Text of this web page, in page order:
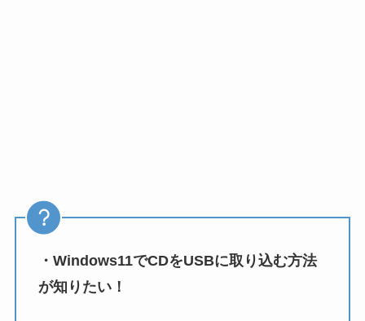
・Windows11でCDをUSBに取り込む方法
が知りたい！